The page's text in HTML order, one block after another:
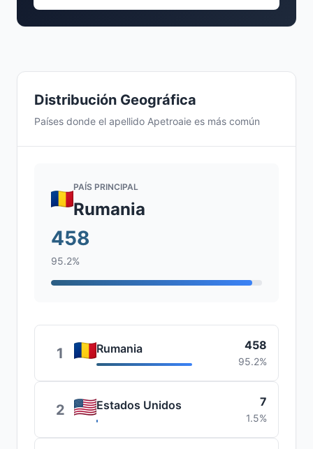
Distribución Geográfica
Países donde el apellido Apetroaie es más común
PAÍS PRINCIPAL
Rumania
458
95.2%
1 Rumania 458
95.2%
2 Estados Unidos 7
1.5%